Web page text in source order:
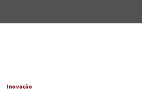
Inovação